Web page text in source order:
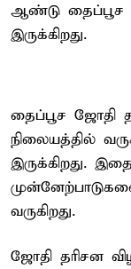
ஆண்டு தைப்பூச
இருக்கிறது.
தைப்பூச ஜோதி
நிலையத்தில்
இருக்கிறது.
வருகிறது.
ஜோதி தரிசன